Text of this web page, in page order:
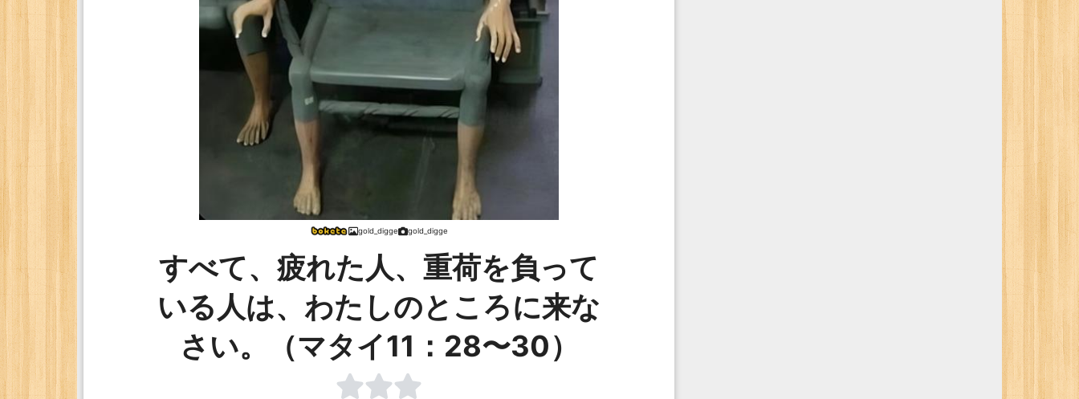
gold_digge gold_digge
すべて、疲れた人、重荷を負って
いる人は、わたしのところに来な
さい。（マタイ11：28〜30）